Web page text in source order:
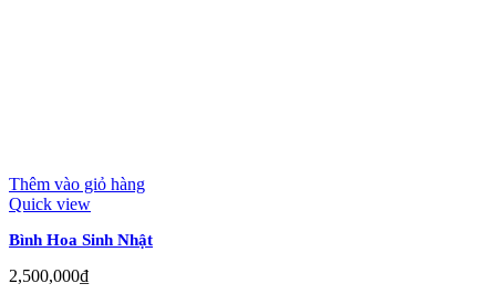
Thêm vào giỏ hàng
Quick view
Bình Hoa Sinh Nhật
2,500,000₫